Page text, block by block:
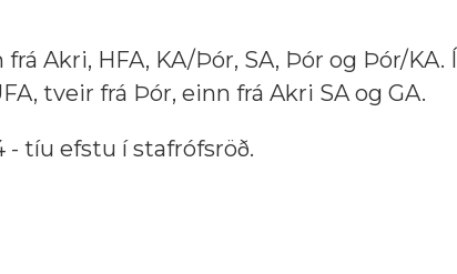
Akri, HFA, KA/Þór, SA, Þór og Þór/KA. Í
tveir frá Þór, einn frá Akri SA og GA.
tíu efstu í stafrófsröð.